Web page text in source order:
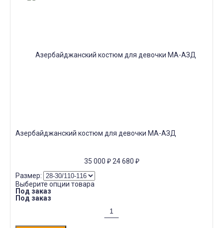
Азербайджанский костюм для девочки МА-АЗД
35 000 ₽ 24 680 ₽
Размер:
Выберите опции товара
Под заказ
Под заказ